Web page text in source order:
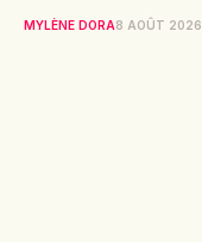
MYLÈNE DORA8 AOÛT 2026